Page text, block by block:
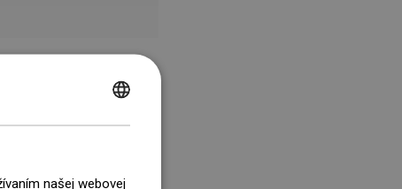
našej webovej